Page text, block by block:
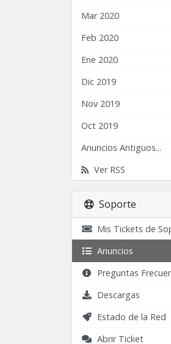
Mar 2020
Feb 2020
Ene 2020
Dic 2019
Nov 2019
Oct 2019
Anuncios Antiguos...
Ver RSS
Soporte
Mis Tickets de
Anuncios
Preguntas
Descargas
Estado de la Red
Abrir Ticket